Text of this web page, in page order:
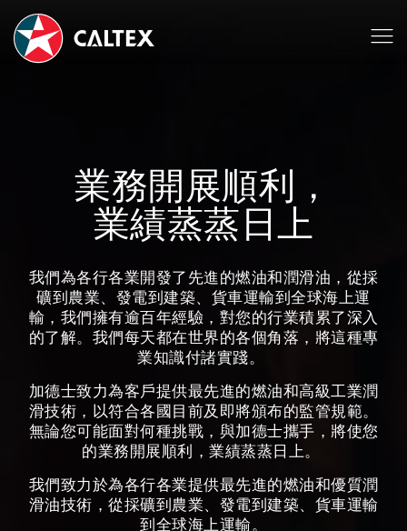
業務開展順利，
業績蒸蒸日上
我們為各行各業開發了先進的燃油和潤滑油，從採
礦到農業、發電到建築、貨車運輸到全球海上運
輸，我們擁有逾百年經驗，對您的行業積累了深入
的了解。我們每天都在世界的各個角落，將這種專
業知識付諸實踐。
加德士致力為客戶提供最先進的燃油和高級工業潤
滑技術，以符合各國目前及即將頒布的監管規範。
無論您可能面對何種挑戰，與加德士攜手，將使您
的業務開展順利，業績蒸蒸日上。
我們致力於為各行各業提供最先進的燃油和優質潤
滑油技術，從採礦到農業、發電到建築、貨車運輸
到全球海上運輸。